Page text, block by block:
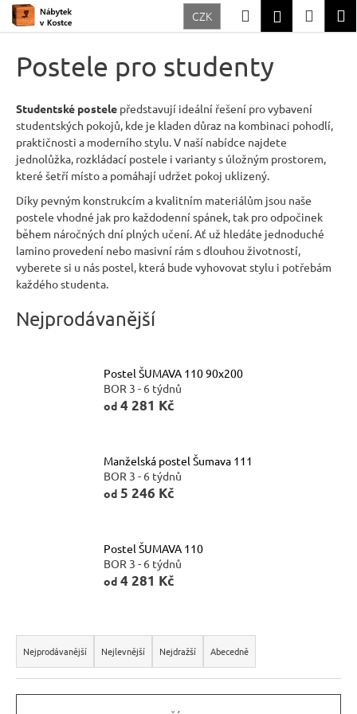
Přejít
CZK HledatPřihlášení
Postele pro studenty
Studentské postele představují ideální řešení pro vybavení
studentských pokojů, kde je kladen důraz na kombinaci pohodlí,
praktičnosti a moderního stylu. V naší nabídce najdete
jednolůžka, rozkládací postele i varianty s úložným prostorem,
které šetří místo a pomáhají udržet pokoj uklizený.
Díky pevným konstrukcím a kvalitním materiálům jsou naše
postele vhodné jak pro každodenní spánek, tak pro odpočinek
během náročných dní plných učení. Ať už hledáte jednoduché
lamino provedení nebo masivní rám s dlouhou životností,
vyberete si u nás postel, která bude vyhovovat stylu i potřebám
každého studenta.
Nejprodávanější
Postel ŠUMAVA 110 90x200
BOR 3 - 6 týdnů
od 4 281 Kč
Manželská postel Šumava 111
BOR 3 - 6 týdnů
od 5 246 Kč
Postel ŠUMAVA 110
BOR 3 - 6 týdnů
od 4 281 Kč
Ř
a
z
e
Nejprodávanější Nejlevnější Nejdražší Abecedně
o
o
p
o
t
ř
e
b
u
j
e
t
HLEDAT
D
o
p
o